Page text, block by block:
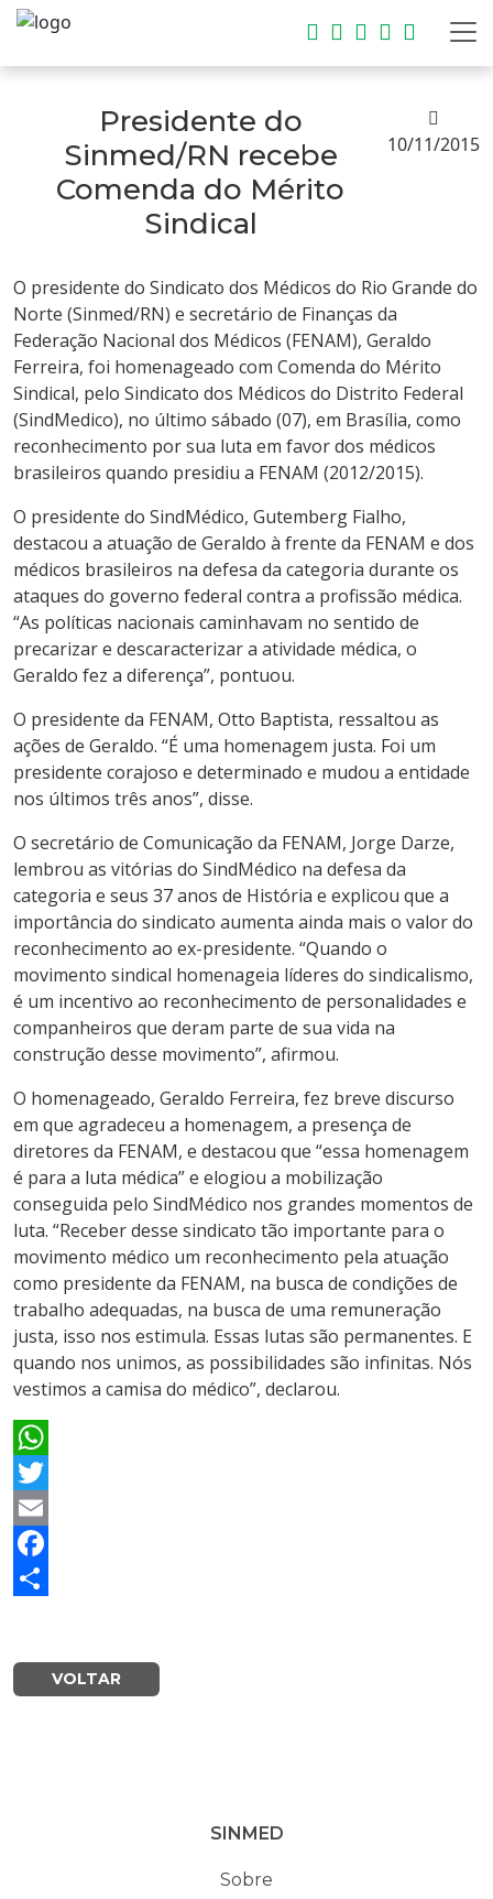
Presidente do
Sinmed/RN recebe
Comenda do Mérito
Sindical
10/11/2015
O presidente do Sindicato dos Médicos do Rio Grande do
Norte (Sinmed/RN) e secretário de Finanças da
Federação Nacional dos Médicos (FENAM), Geraldo
Ferreira, foi homenageado com Comenda do Mérito
Sindical, pelo Sindicato dos Médicos do Distrito Federal
(SindMedico), no último sábado (07), em Brasília, como
reconhecimento por sua luta em favor dos médicos
brasileiros quando presidiu a FENAM (2012/2015).
O presidente do SindMédico, Gutemberg Fialho,
destacou a atuação de Geraldo à frente da FENAM e dos
médicos brasileiros na defesa da categoria durante os
ataques do governo federal contra a profissão médica.
“As políticas nacionais caminhavam no sentido de
precarizar e descaracterizar a atividade médica, o
Geraldo fez a diferença”, pontuou.
O presidente da FENAM, Otto Baptista, ressaltou as
ações de Geraldo. “É uma homenagem justa. Foi um
presidente corajoso e determinado e mudou a entidade
nos últimos três anos”, disse.
O secretário de Comunicação da FENAM, Jorge Darze,
lembrou as vitórias do SindMédico na defesa da
categoria e seus 37 anos de História e explicou que a
importância do sindicato aumenta ainda mais o valor do
reconhecimento ao ex-presidente. “Quando o
movimento sindical homenageia líderes do sindicalismo,
é um incentivo ao reconhecimento de personalidades e
companheiros que deram parte de sua vida na
construção desse movimento”, afirmou.
O homenageado, Geraldo Ferreira, fez breve discurso
em que agradeceu a homenagem, a presença de
diretores da FENAM, e destacou que “essa homenagem
é para a luta médica” e elogiou a mobilização
conseguida pelo SindMédico nos grandes momentos de
luta. “Receber desse sindicato tão importante para o
movimento médico um reconhecimento pela atuação
como presidente da FENAM, na busca de condições de
trabalho adequadas, na busca de uma remuneração
justa, isso nos estimula. Essas lutas são permanentes. E
quando nos unimos, as possibilidades são infinitas. Nós
vestimos a camisa do médico”, declarou.
WhatsApp
Twitter
Email
Facebook
VOLTAR
SINMED
Sobre